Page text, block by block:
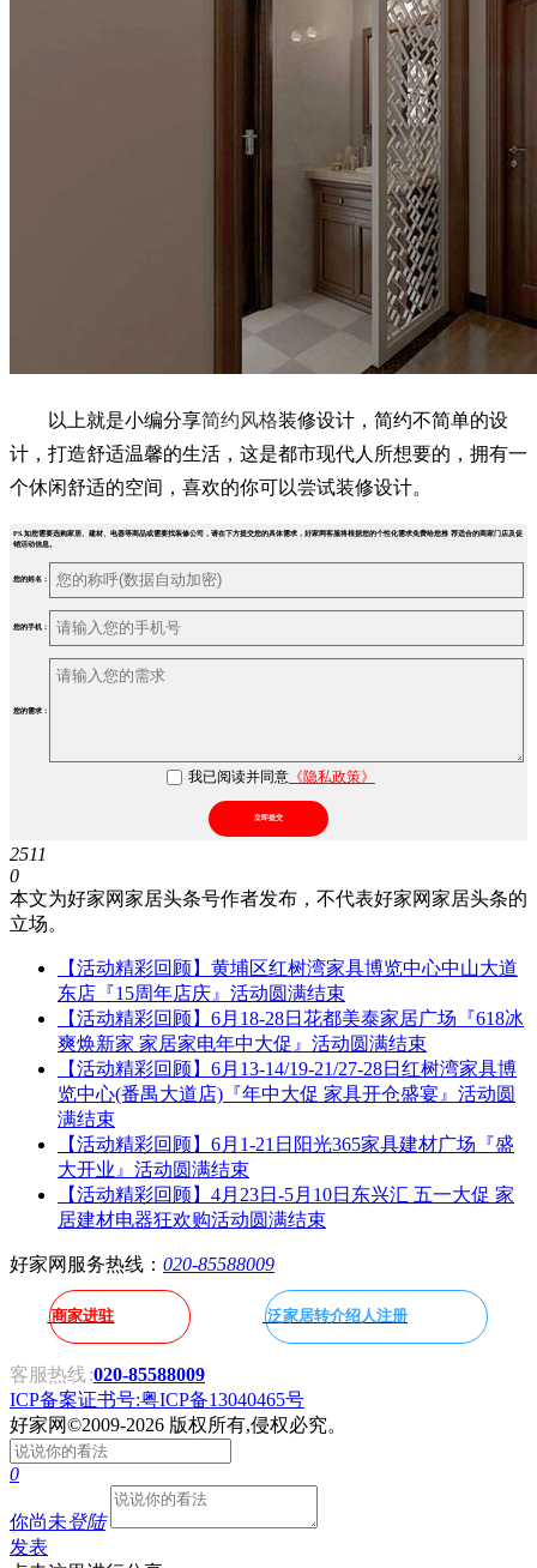
以上就是小编分享简约风格装修设计，简约不简单的设
计，打造舒适温馨的生活，这是都市现代人所想要的，拥有一
个休闲舒适的空间，喜欢的你可以尝试装修设计。
PS.如您需要选购家居、建材、电器等商品或需要找装修公司，请在下方提交您的具体需求，好家网客服将根据您的个性化需求免费给您推 荐适合的商家门店及促
销活动信息。
您的姓名：
您的手机：
您的需求：
我已阅读并同意《隐私政策》
立即提交
2511
0
本文为好家网家居头条号作者发布，不代表好家网家居头条的
立场。
【活动精彩回顾】黄埔区红树湾家具博览中心中山大道
东店『15周年店庆』活动圆满结束
【活动精彩回顾】6月18-28日花都美泰家居广场『618冰
爽焕新家 家居家电年中大促』活动圆满结束
【活动精彩回顾】6月13-14/19-21/27-28日红树湾家具博
览中心(番禺大道店)『年中大促 家具开仓盛宴』活动圆
满结束
【活动精彩回顾】6月1-21日阳光365家具建材广场『盛
大开业』活动圆满结束
【活动精彩回顾】4月23日-5月10日东兴汇 五一大促 家
居建材电器狂欢购活动圆满结束
好家网服务热线： 020-85588009
商家进驻 泛家居转介绍人注册
客服热线 :020-85588009
ICP备案证书号:粤ICP备13040465号
好家网©2009-2026 版权所有,侵权必究。
0
你尚未登陆
发表